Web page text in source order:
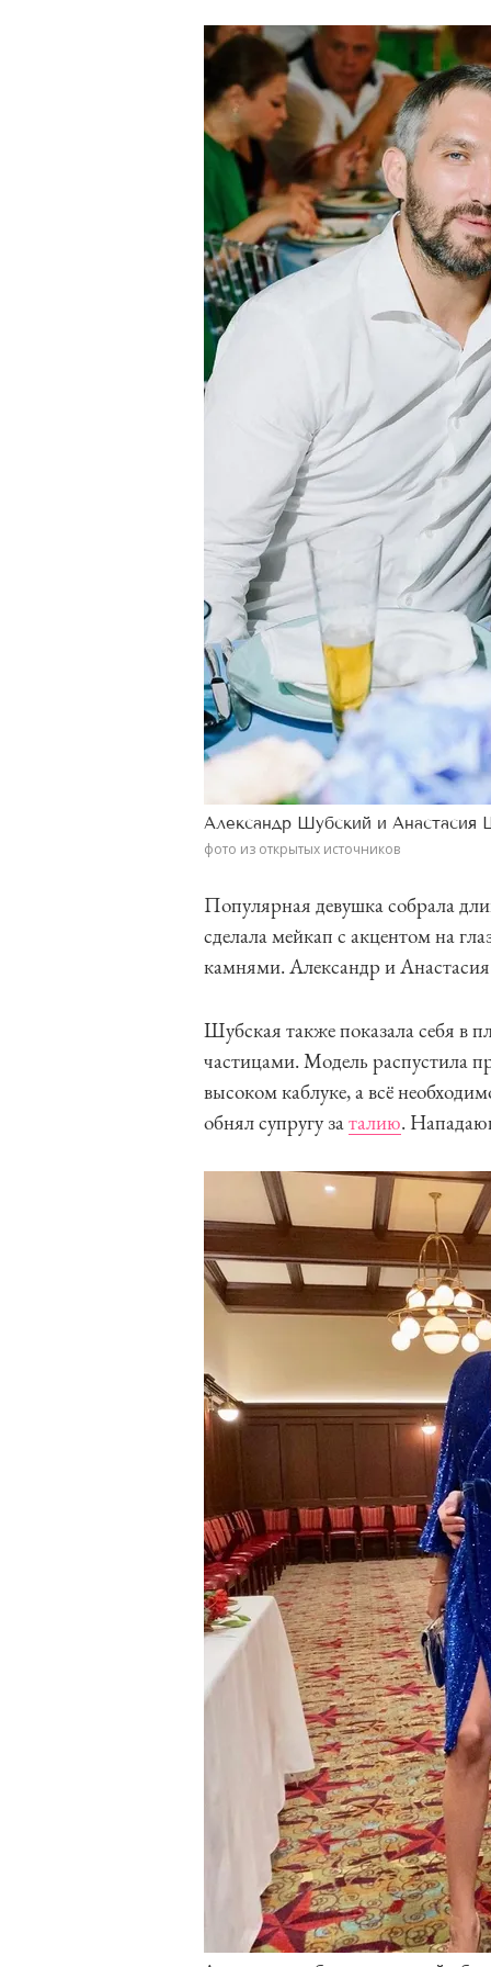
Александр Шубский и Анастасия
фото из открытых источников
Популярная девушка собрала
сделала мейкап с акцентом на
камнями. Александр и
Шубская также показала себя в
частицами. Модель распустила
высоком каблуке, а всё
обнял супругу заталию.